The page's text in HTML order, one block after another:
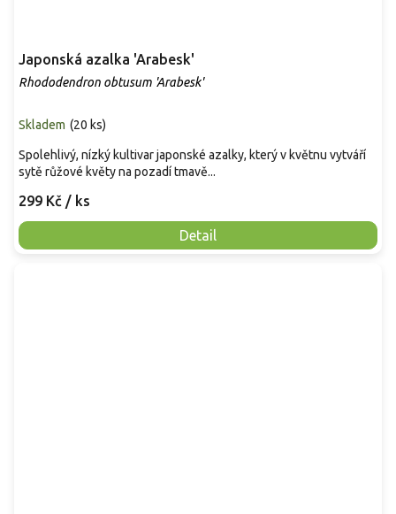
Japonská azalka 'Arabesk'
Rhododendron obtusum 'Arabesk'
Skladem (20 ks)
299 Kč / ks
Detail
Spolehlivý, nízký kultivar japonské azalky, který v květnu vytváří
sytě růžové květy na pozadí tmavě...